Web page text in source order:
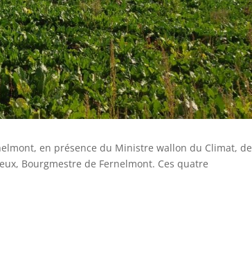
en présence du Ministre wallon du Climat, de
Bourgmestre de Fernelmont. Ces quatre